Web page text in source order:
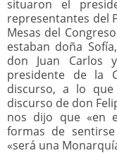
situaron el
representantes del
Mesas del
estaban doña
don Juan Carlos
presidente de la
discurso, a lo
discurso de don
nos dijo que «en
formas de
«será una